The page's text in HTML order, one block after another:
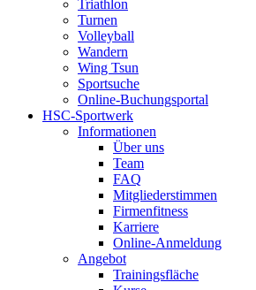
Triathlon
Turnen
Volleyball
Wandern
Wing Tsun
Sportsuche
Online-Buchungsportal
HSC-Sportwerk
Informationen
Über uns
Team
FAQ
Mitgliederstimmen
Firmenfitness
Karriere
Online-Anmeldung
Angebot
Trainingsfläche